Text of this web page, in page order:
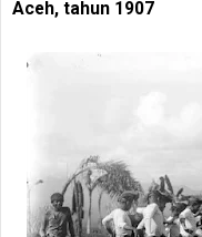
Aceh, tahun 1907